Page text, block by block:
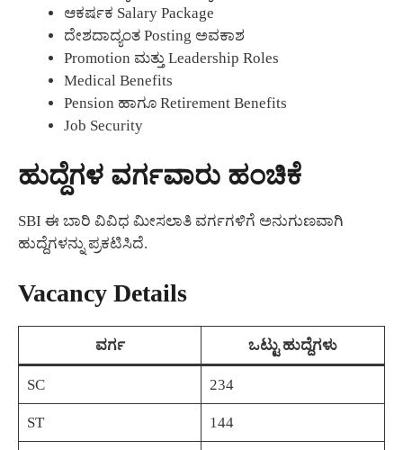
ಆಕರ್ಷಕ Salary Package
ದೇಶದಾದ್ಯಂತ Posting ಅವಕಾಶ
Promotion ಮತ್ತು Leadership Roles
Medical Benefits
Pension ಹಾಗೂ Retirement Benefits
Job Security
ಹುದ್ದೆಗಳ ವರ್ಗವಾರು ಹಂಚಿಕೆ
SBI ಈ ಬಾರಿ ವಿವಿಧ ಮೀಸಲಾತಿ ವರ್ಗಗಳಿಗೆ ಅನುಗುಣವಾಗಿ
ಹುದ್ದೆಗಳನ್ನು ಪ್ರಕಟಿಸಿದೆ.
Vacancy Details
ವರ್ಗ ಒಟ್ಟು ಹುದ್ದೆಗಳು
SC 234
ST 144